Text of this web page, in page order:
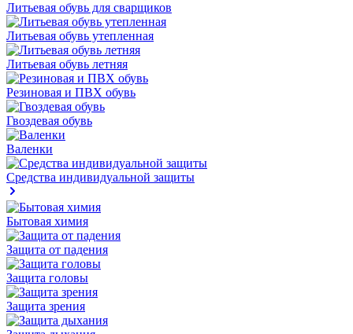
Литьевая обувь для сварщиков
Литьевая обувь утепленная
Литьевая обувь летняя
Резиновая и ПВХ обувь
Гвоздевая обувь
Валенки
Средства индивидуальной защиты
Бытовая химия
Защита от падения
Защита головы
Защита зрения